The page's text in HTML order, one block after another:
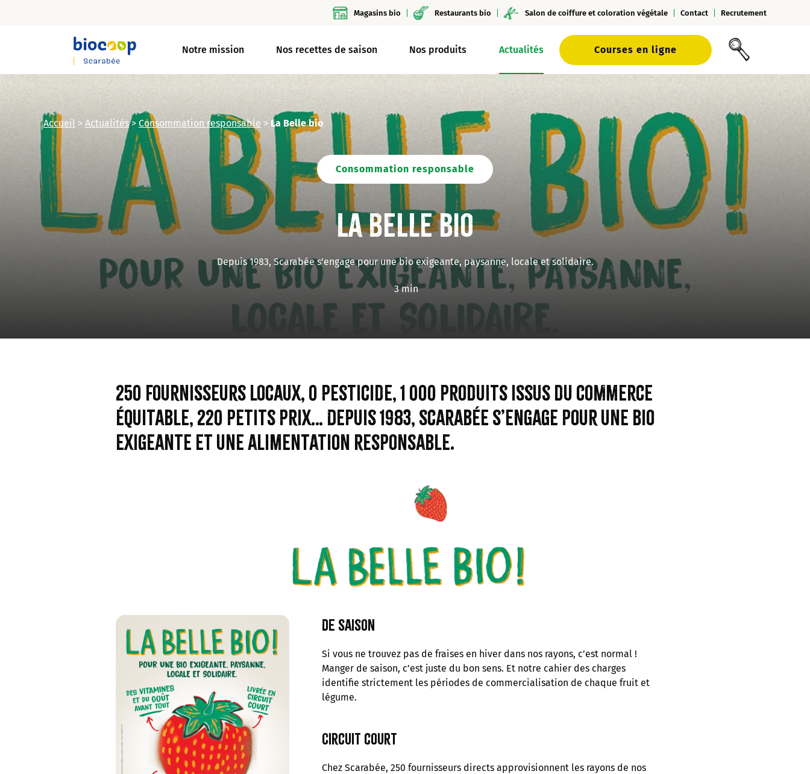
content
Magasins bio Restaurants bio Salon de coiffure et coloration végétale Contact Recrutement
Notre mission Nos recettes de saison Nos produits Actualités Courses en ligne
Accueil > Actualités> Consommation responsable > La Belle bio
Consommation responsable
La Belle bio
Depuis 1983, Scarabée s’engage pour une bio exigeante, paysanne, locale et solidaire.
3 min
250 fournisseurs locaux, 0 pesticide, 1 000 produits issus du commerce
équitable, 220 petits prix… Depuis 1983, Scarabée s’engage pour une bio
exigeante et une alimentation responsable.
De saison
Si vous ne trouvez pas de fraises en hiver dans nos rayons, c’est normal !
Manger de saison, c’est juste du bon sens. Et notre cahier des charges
identifie strictement les périodes de commercialisation de chaque fruit et
légume.
Circuit court
Chez Scarabée, 250 fournisseurs directs approvisionnent les rayons de nos